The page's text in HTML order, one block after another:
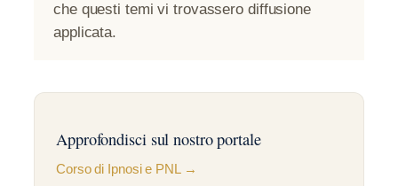
che questi temi vi trovassero diffusione
applicata.
Approfondisci sul nostro portale
Corso di Ipnosi e PNL →